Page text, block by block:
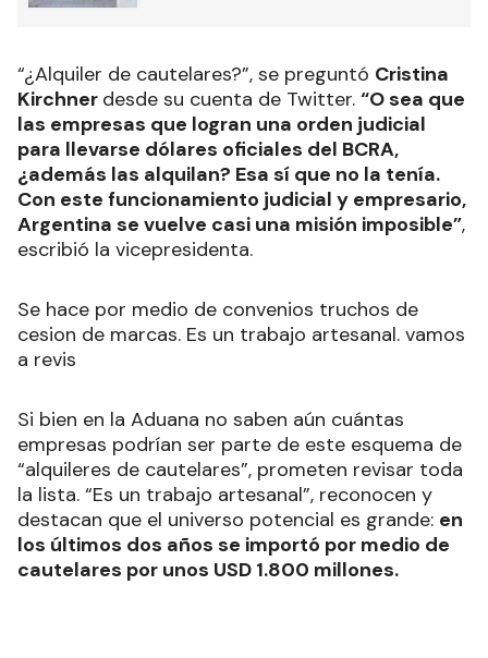
“¿Alquiler de cautelares?”, se preguntó Cristina
Kirchner desde su cuenta de Twitter. “O sea que
las empresas que logran una orden judicial
para llevarse dólares oficiales del BCRA,
¿además las alquilan? Esa sí que no la tenía.
Con este funcionamiento judicial y empresario,
Argentina se vuelve casi una misión imposible”,
escribió la vicepresidenta.
Se hace por medio de convenios truchos de
cesion de marcas. Es un trabajo artesanal. vamos
a revis
Si bien en la Aduana no saben aún cuántas
empresas podrían ser parte de este esquema de
“alquileres de cautelares”, prometen revisar toda
la lista. “Es un trabajo artesanal”, reconocen y
destacan que el universo potencial es grande: en
los últimos dos años se importó por medio de
cautelares por unos USD 1.800 millones.